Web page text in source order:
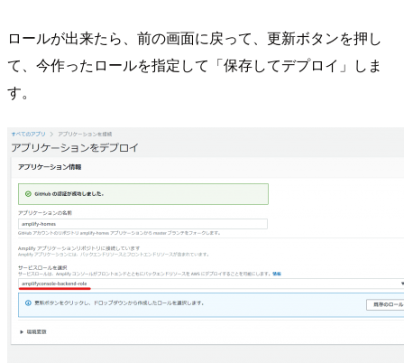
ロールが出来たら、前の画面に戻って、更新ボタンを押し
て、今作ったロールを指定して「保存してデプロイ」しま
す。